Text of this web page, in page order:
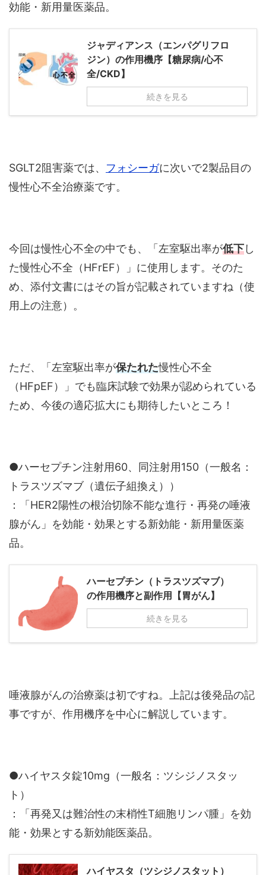
効能・新用量医薬品。
ジャディアンス（エンパグリフロ
ジン）の作用機序【糖尿病/心不
全/CKD】
続きを見る
SGLT2阻害薬では、 フォシーガに次いで2製品目の
慢性心不全治療薬です。
今回は慢性心不全の中でも、「左室駆出率が低下し
た慢性心不全（HFrEF）」に使用します。そのた
め、添付文書にはその旨が記載されていますね（使
用上の注意）。
ただ、「左室駆出率が保たれた慢性心不全
（HFpEF）」でも臨床試験で効果が認められている
ため、今後の適応拡大にも期待したいところ！
●ハーセプチン注射用60、同注射用150（一般名：
トラスツズマブ（遺伝子組換え））
：「HER2陽性の根治切除不能な進行・再発の唾液
腺がん」を効能・効果とする新効能・新用量医薬
品。
ハーセプチン（トラスツズマブ）
の作用機序と副作用【胃がん】
続きを見る
唾液腺がんの治療薬は初ですね。上記は後発品の記
事ですが、作用機序を中心に解説しています。
●ハイヤスタ錠10mg（一般名：ツシジノスタッ
ト）
：「再発又は難治性の末梢性T細胞リンパ腫」を効
能・効果とする新効能医薬品。
ハイヤスタ（ツシジノスタット）